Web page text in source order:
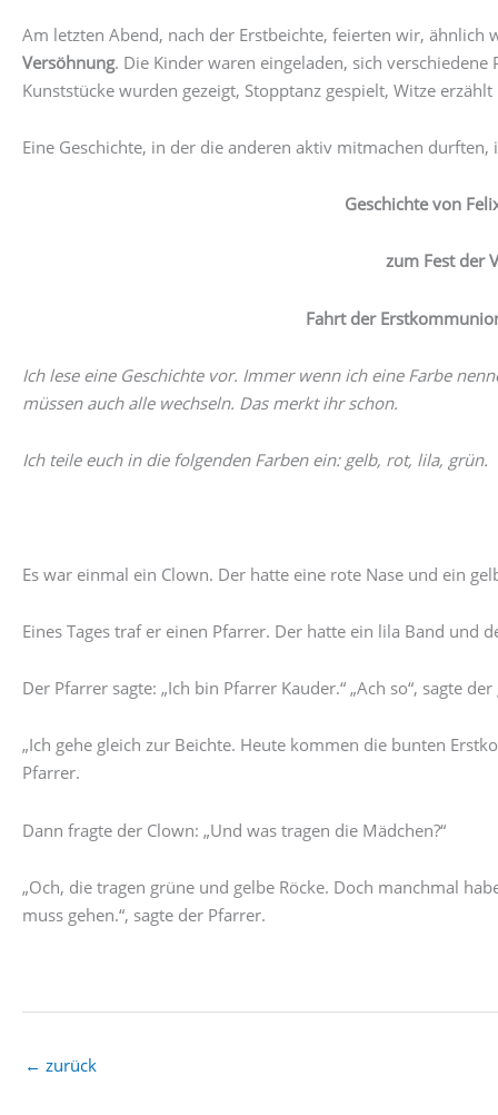
Am letzten Abend, nach der Erstbeichte, feierten wir,
Versöhnung. Die Kinder waren eingeladen, sich
Kunststücke wurden gezeigt, Stopptanz gespielt, Witze
Eine Geschichte, in der die anderen aktiv mitmachen durften,
Geschichte von
zum Fest der
Fahrt der
Ich lese eine Geschichte vor. Immer wenn ich eine Farbe
müssen auch alle wechseln. Das merkt ihr schon.
Ich teile euch in die folgenden Farben ein: gelb, rot, lila, grün.
Es war einmal ein Clown. Der hatte eine rote Nase und ein
Eines Tages traf er einen Pfarrer. Der hatte ein lila Band und
Der Pfarrer sagte: „Ich bin Pfarrer Kauder.“ „Ach so“, sagte
„Ich gehe gleich zur Beichte. Heute kommen die bunten
Pfarrer.
Dann fragte der Clown: „Und was tragen die Mädchen?“
„Och, die tragen grüne und gelbe Röcke. Doch manchmal
muss gehen.“, sagte der Pfarrer.
← zurück